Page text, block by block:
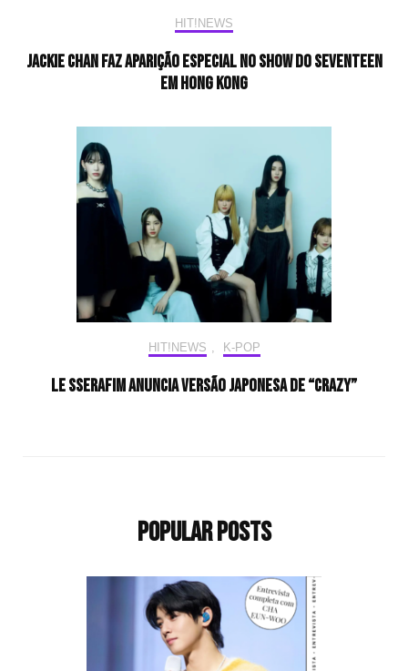
HIT!NEWS
Jackie chan faz aparição especial no show do SEVENTEEN
em Hong Kong
HIT!NEWS , K-POP
LE SSERAFIM anuncia versão japonesa de “CRAZY”
Popular Posts